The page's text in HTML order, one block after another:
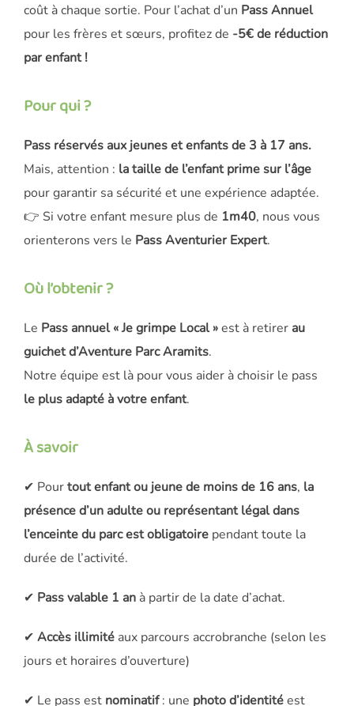
coût à chaque sortie. Pour l’achat d’un Pass Annuel
pour les frères et sœurs, profitez de -5€ de réduction
par enfant !
Pour qui ?
Pass réservés aux jeunes et enfants de 3 à 17 ans.
Mais, attention : la taille de l’enfant prime sur l’âge
pour garantir sa sécurité et une expérience adaptée.
👉 Si votre enfant mesure plus de 1m40, nous vous
orienterons vers le Pass Aventurier Expert.
Où l’obtenir ?
Le Pass annuel « Je grimpe Local »est à retirer au
guichet d’Aventure Parc Aramits.
Notre équipe est là pour vous aider à choisir le pass
le plus adapté à votre enfant.
À savoir
✔ Pourtout enfant ou jeune de moins de 16 ans, la
présence d’un adulte ou représentant légal dans
l’enceinte du parc est obligatoire pendant toute la
durée de l’activité.
✔ Passvalable 1 an à partir de la date d’achat.
✔ Accès illimité aux parcours accrobranche (selon les
jours et horaires d’ouverture)
✔ Le pass est nominatif: une photo d’identitéest